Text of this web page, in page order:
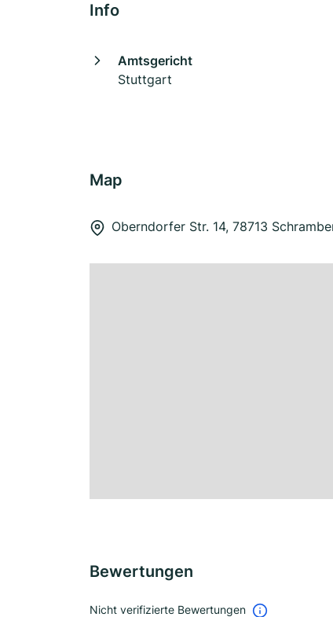
Info
Amtsgericht
Stuttgart
Map
Oberndorfer Str. 14, 78713
Bewertungen
Nicht verifizierte Bewertungen